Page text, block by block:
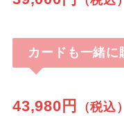
カードも一緒に
43,980円 （税込）